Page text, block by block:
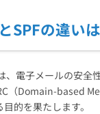
SPFの違い
、電子メールの安全
（Domain-based
的を果たします。